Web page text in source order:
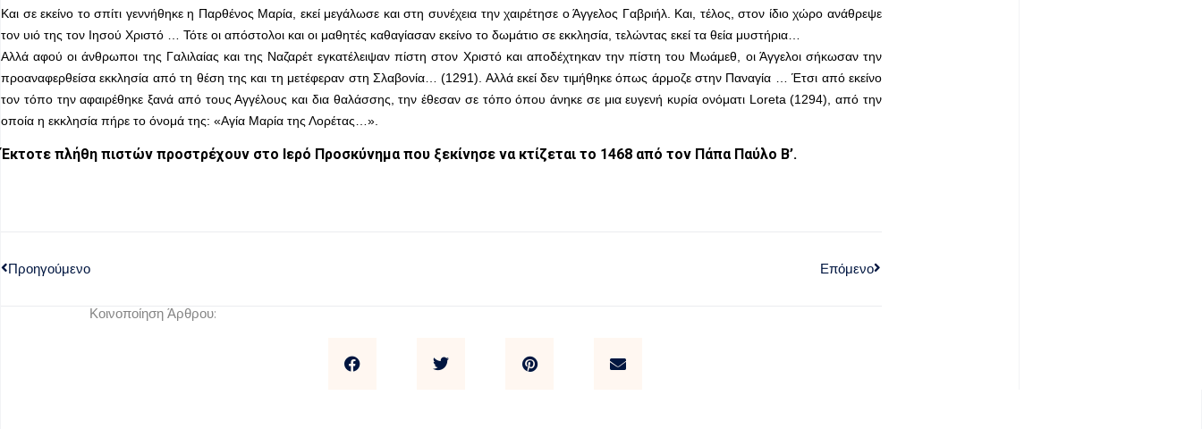
Και σε εκείνο το σπίτι γεννήθηκε η Παρθένος Μαρία, εκεί μεγάλωσε και στη συνέχεια την χαιρέτησε ο Άγγελος Γαβριήλ. Και, τέλος, στον ίδιο χώρο ανάθρεψε
τον υιό της τον Ιησού Χριστό … Τότε οι απόστολοι και οι μαθητές καθαγίασαν εκείνο το δωμάτιο σε εκκλησία, τελώντας εκεί τα θεία μυστήρια…
Αλλά αφού οι άνθρωποι της Γαλιλαίας και της Ναζαρέτ εγκατέλειψαν πίστη στον Χριστό και αποδέχτηκαν την πίστη του Μωάμεθ, οι Άγγελοι σήκωσαν την
προαναφερθείσα εκκλησία από τη θέση της και τη μετέφεραν στη Σλαβονία… (1291). Αλλά εκεί δεν τιμήθηκε όπως άρμοζε στην Παναγία … Έτσι από εκείνο
τον τόπο την αφαιρέθηκε ξανά από τους Αγγέλους και δια θαλάσσης, την έθεσαν σε τόπο όπου άνηκε σε μια ευγενή κυρία ονόματι Loreta (1294), από την
οποία η εκκλησία πήρε το όνομά της: «Αγία Μαρία της Λορέτας…».
Έκτοτε πλήθη πιστών προστρέχουν στο Ιερό Προσκύνημα που ξεκίνησε να κτίζεται το 1468 από τον Πάπα Παύλο Β’.
Προηγούμενο Επόμενο
Κοινοποίηση Άρθρου: